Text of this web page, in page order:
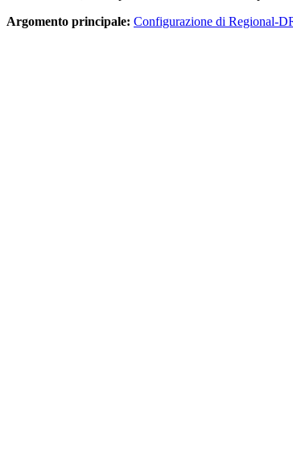
Argomento principale: Configurazione di Regional-